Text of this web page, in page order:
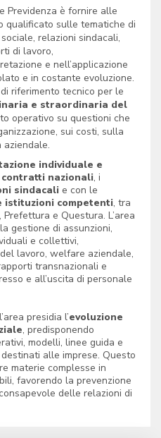
Previdenza è fornire alle
qualificato sulle tematiche di
relazioni sindacali,
di lavoro,
e nell’applicazione
e in costante evoluzione.
riferimento tecnico per le
e straordinaria del
operativo su questioni che
sui costi, sulla
aziendale.
individuale e
contratti nazionali, i
sindacali e con le
istituzioni competenti, tra
Prefettura e Questura. L’area
gestione di assunzioni,
e collettivi,
lavoro, welfare aziendale,
transnazionali e
e all’uscita di personale
presidia l’evoluzione
, predisponendo
modelli, linee guida e
alle imprese. Questo
materie complesse in
favorendo la prevenzione
delle relazioni di